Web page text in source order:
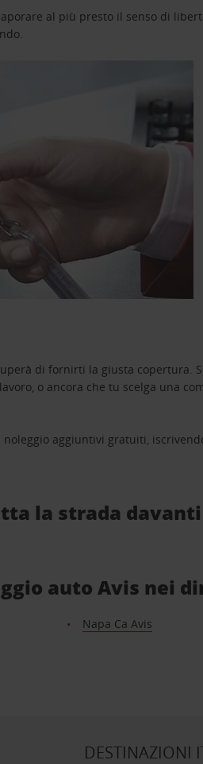
al più presto il senso di
di fornirti la giusta copertura.
o ancora che tu scelga una
aggiuntivi gratuiti,
la strada
auto Avis nei
Napa Ca Avis
DESTINAZIONI